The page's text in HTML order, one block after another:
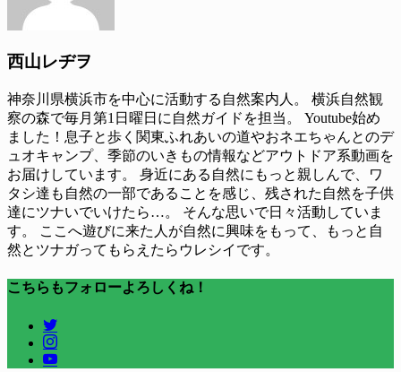
西山レヂヲ
神奈川県横浜市を中心に活動する自然案内人。 横浜自然観
察の森で毎月第1日曜日に自然ガイドを担当。 Youtube始め
ました！息子と歩く関東ふれあいの道やおネエちゃんとのデ
ュオキャンプ、季節のいきもの情報などアウトドア系動画を
お届けしています。 身近にある自然にもっと親しんで、ワ
タシ達も自然の一部であることを感じ、残された自然を子供
達にツナいでいけたら…。 そんな思いで日々活動していま
す。 ここへ遊びに来た人が自然に興味をもって、もっと自
然とツナガってもらえたらウレシイです。
こちらもフォローよろしくね！